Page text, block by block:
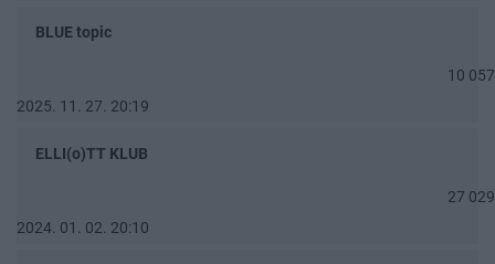
BLUE topic
10 057
2025. 11. 27. 20:19
ELLI(o)TT KLUB
27 029
2024. 01. 02. 20:10